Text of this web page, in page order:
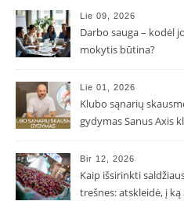
Lie 09, 2026
Darbo sauga – kodėl
mokytis būtina?
Lie 01, 2026
Klubo sąnarių
gydymas Sanus Axis
Bir 12, 2026
Kaip išsirinkti
trešnes: atskleidė, į